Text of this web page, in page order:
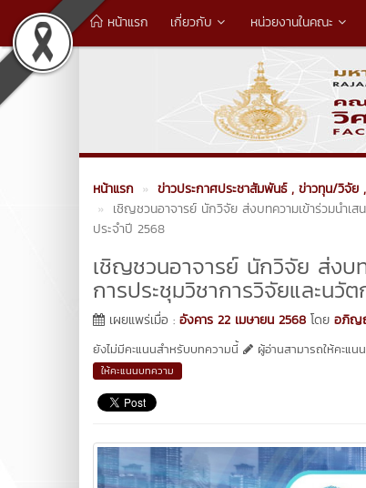
หน้าแรก เกี่ยวกับ หน่วยงานในคณะ
หน้าแรก ข่าวประกาศประชาสัมพันธ์ , ข่าวทุน/วิจัย
เชิญชวนอาจารย์ นักวิจัย ส่งบทความเข้าร่วมนำเ
ประจำปี 2568
เชิญชวนอาจารย์ นักวิจัย ส่งบ
การประชุมวิชาการวิจัยและนวั
เผยแพร่เมื่อ : อังคาร 22 เมษายน 2568 โดย อภิญ
ยังไม่มีคะแนนสำหรับบทความนี้
ผู้อ่านสามารถให้คะแน
ให้คะแนนบทความ